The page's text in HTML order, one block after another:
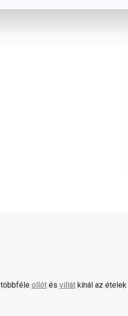
többféle ollót és villát kínál az ételek